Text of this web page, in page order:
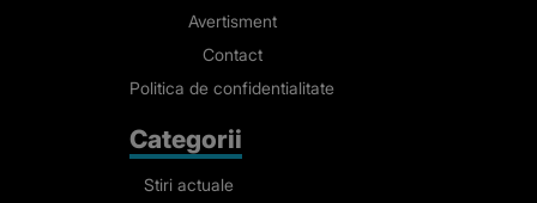
Avertisment
Contact
Politica de confidentialitate
Categorii
Stiri actuale